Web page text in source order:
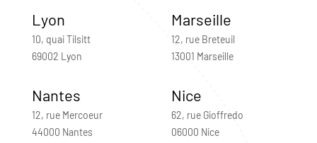
Lyon
10, quai Tilsitt
69002 Lyon
Marseille
12, rue Breteuil
13001 Marseille
Nantes
12, rue Mercoeur
44000 Nantes
Nice
62, rue Gioffredo
06000 Nice